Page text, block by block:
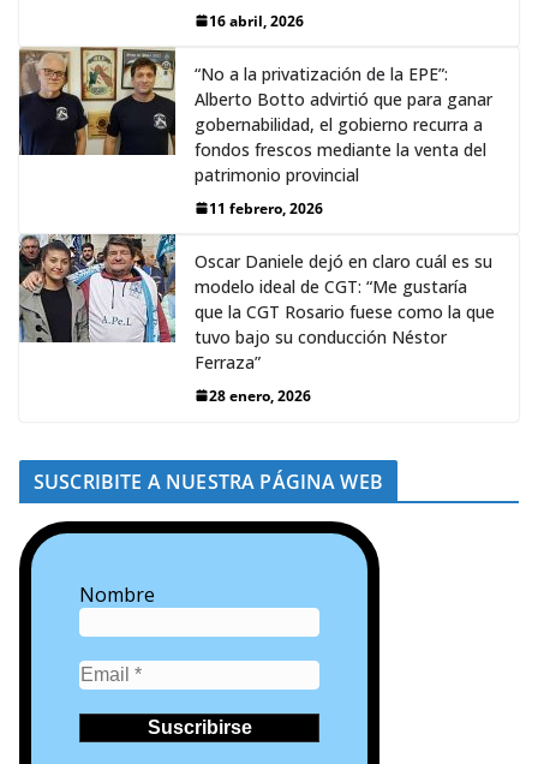
16 abril, 2026
“No a la privatización de la EPE”:
Alberto Botto advirtió que para ganar
gobernabilidad, el gobierno recurra a
fondos frescos mediante la venta del
patrimonio provincial
11 febrero, 2026
Oscar Daniele dejó en claro cuál es su
modelo ideal de CGT: “Me gustaría
que la CGT Rosario fuese como la que
tuvo bajo su conducción Néstor
Ferraza”
28 enero, 2026
SUSCRIBITE A NUESTRA PÁGINA WEB
Nombre